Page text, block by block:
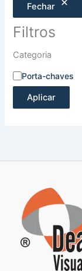
Fechar
Filtros
Categoria
Porta-chaves
Aplicar